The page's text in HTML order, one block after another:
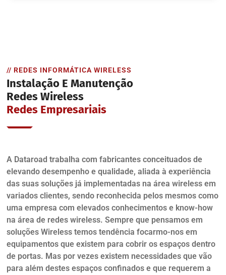
// REDES INFORMÁTICA WIRELESS
Instalação E Manutenção
Redes Wireless
Redes Empresariais
A Dataroad trabalha com fabricantes conceituados de
elevando desempenho e qualidade, aliada à experiência
das suas soluções já implementadas na área wireless em
variados clientes, sendo reconhecida pelos mesmos como
uma empresa com elevados conhecimentos e know-how
na área de redes wireless. Sempre que pensamos em
soluções Wireless temos tendência focarmo-nos em
equipamentos que existem para cobrir os espaços dentro
de portas. Mas por vezes existem necessidades que vão
para além destes espaços confinados e que requerem a